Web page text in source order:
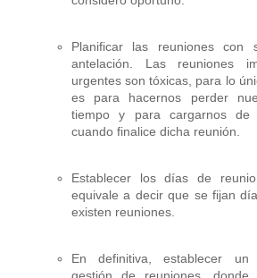
Planificar las reuniones con
antelación. Las reuniones
urgentes son tóxicas, para lo
es para hacernos perder
tiempo y para cargarnos de
cuando finalice dicha reunión.
Establecer los días de
equivale a decir que se fijan
existen reuniones.
En definitiva, establecer un